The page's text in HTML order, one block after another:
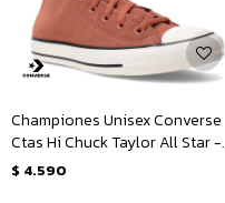
Championes Unisex Converse
Ctas Hi Chuck Taylor All Star -
Marrón - Blanco
$ 4.590